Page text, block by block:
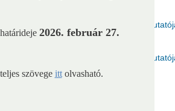
Év
Év
2026. február 27.
szövege ittolvasható.